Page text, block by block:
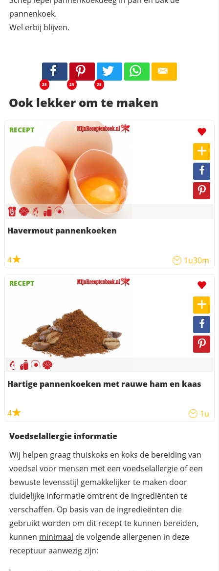
pannenkoek.
Wel erbij blijven.
25 25 25
Ook lekker om te maken
RECEPT
Havermout pannenkoeken
4 1u30m
RECEPT
Hartige pannenkoeken met rauwe ham en kaas
4 1u
Voedselallergie informatie
Wij helpen graag thuiskoks en koks de bereiding van
voedsel voor mensen met een voedselallergie of een
bewuste levensstijl gemakkelijker te maken door
duidelijke informatie omtrent de ingrediënten te
verschaffen. Op basis van de ingredieënten die
gebruikt worden om dit recept te kunnen bereiden,
kunnen minimaal de volgende allergenen in deze
receptuur aanwezig zijn: